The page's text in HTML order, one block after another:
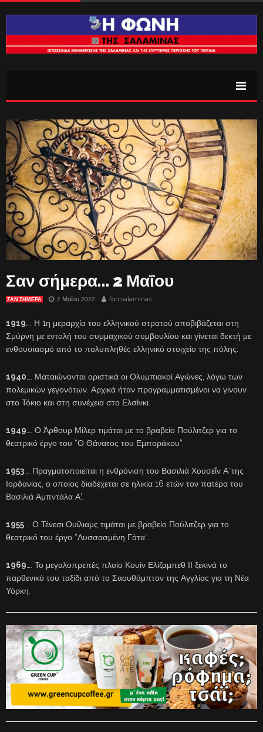
Σαν σήμερα… 2 Μαΐου
ΣΑΝ ΣΉΜΕΡΑ 2 Μαΐου 2022 fonisalaminas
1919 …. Η 1η μεραρχία του ελληνικού στρατού αποβιβάζεται στη
Σμύρνη με εντολή του συμμαχικού συμβουλίου και γίνεται δεκτή με
ενθουσιασμό από το πολυπληθές ελληνικό στοιχείο της πόλης.
1940 …. Ματαιώνονται οριστικά οι Ολυμπιακοί Αγώνες, λόγω των
πολεμικών γεγονότων. Αρχικά ήταν προγραμματισμένοι να γίνουν
στο Τόκιο και στη συνέχεια στο Ελσίνκι.
1949 …. Ο Άρθουρ Μίλερ τιμάται με το βραβείο Πούλιτζερ για το
θεατρικό έργο του “Ο Θάνατος του Εμποράκου”.
1953 …. Πραγματοποιείται η ενθρόνιση του Βασιλιά Χουσεΐν Α΄της
Ιορδανίας, ο οποίος διαδέχεται σε ηλικία 16 ετών τον πατέρα του
Βασιλιά Αμπντάλα Α’.
1955 …. Ο Τένεσι Ουίλιαμς τιμάται με βραβείο Πούλιτζερ για το
θεατρικό του έργο “Λυσσασμένη Γάτα”.
1969 …. Το μεγαλοπρεπές πλοίο Κουίν Ελίζαμπεθ ΙΙ ξεκινά το
παρθενικό του ταξίδι από το Σαουθάμπτον της Αγγλίας για τη Νέα
Υόρκη.